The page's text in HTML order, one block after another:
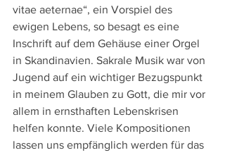
vitae aeternae“, ein Vorspiel des
ewigen Lebens, so besagt es eine
Inschrift auf dem Gehäuse einer Orgel
in Skandinavien. Sakrale Musik war von
Jugend auf ein wichtiger Bezugspunkt
in meinem Glauben zu Gott, die mir vor
allem in ernsthaften Lebenskrisen
helfen konnte. Viele Kompositionen
lassen uns empfänglich werden für das